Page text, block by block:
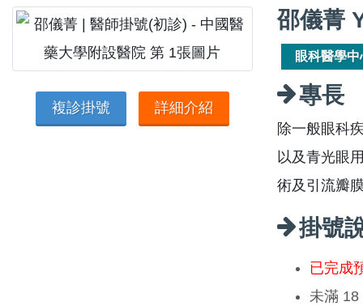
複診掛號 詳細介紹
邵儀菁
眼科醫學中
專長
除一般眼科
以及青光眼
術及引流瓣
掛號
已完成
未滿 18